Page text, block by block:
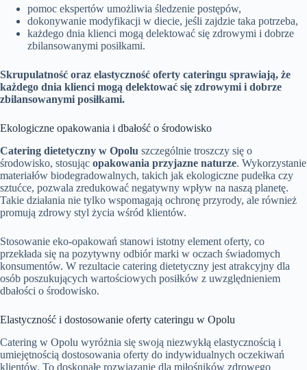
pomoc ekspertów umożliwia śledzenie postępów,
dokonywanie modyfikacji w diecie, jeśli zajdzie taka potrzeba,
każdego dnia klienci mogą delektować się zdrowymi i dobrze
zbilansowanymi posiłkami.
Skrupulatność oraz elastyczność oferty cateringu sprawiają, że
każdego dnia klienci mogą delektować się zdrowymi i dobrze
zbilansowanymi posiłkami.
Ekologiczne opakowania i dbałość o środowisko
Catering dietetyczny w Opolu szczególnie troszczy się o
środowisko, stosując opakowania przyjazne naturze. Wykorzystanie
materiałów biodegradowalnych, takich jak ekologiczne pudełka czy
sztućce, pozwala zredukować negatywny wpływ na naszą planetę.
Takie działania nie tylko wspomagają ochronę przyrody, ale również
promują zdrowy styl życia wśród klientów.
Stosowanie eko-opakowań stanowi istotny element oferty, co
przekłada się na pozytywny odbiór marki w oczach świadomych
konsumentów. W rezultacie catering dietetyczny jest atrakcyjny dla
osób poszukujących wartościowych posiłków z uwzględnieniem
dbałości o środowisko.
Elastyczność i dostosowanie oferty cateringu w Opolu
Catering w Opolu wyróżnia się swoją niezwykłą elastycznością i
umiejętnością dostosowania oferty do indywidualnych oczekiwań
klientów. To doskonałe rozwiązanie dla miłośników zdrowego